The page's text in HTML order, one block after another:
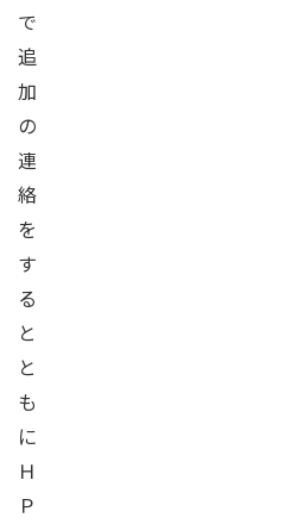
で
追
加
の
連
絡
を
す
る
と
と
も
に
Ｈ
Ｐ